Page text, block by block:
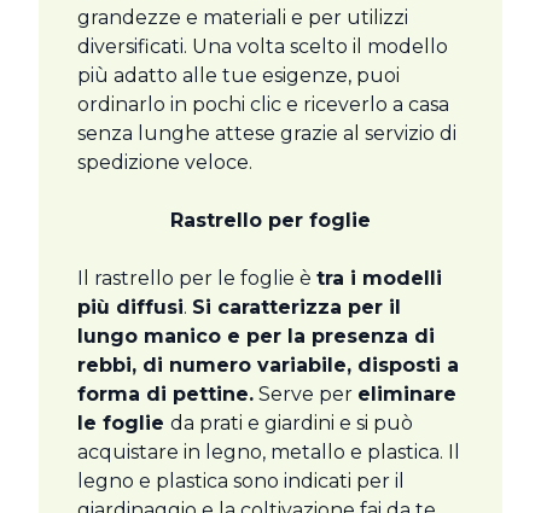
grandezze e materiali e per utilizzi
diversificati. Una volta scelto il modello
più adatto alle tue esigenze, puoi
ordinarlo in pochi clic e riceverlo a casa
senza lunghe attese grazie al servizio di
spedizione veloce.
Rastrello per foglie
Il rastrello per le foglie è tra i modelli
più diffusi. Si caratterizza per il
lungo manico e per la presenza di
rebbi, di numero variabile, disposti a
forma di pettine. Serve per eliminare
le foglie da prati e giardini e si può
acquistare in legno, metallo e plastica. Il
legno e plastica sono indicati per il